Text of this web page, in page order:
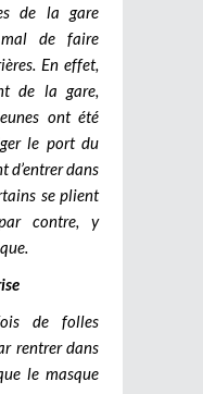
de la gare
de faire
En effet,
de la gare,
ont été
le port du
d’entrer dans
se plient
contre, y
de folles
rentrer dans
le masque